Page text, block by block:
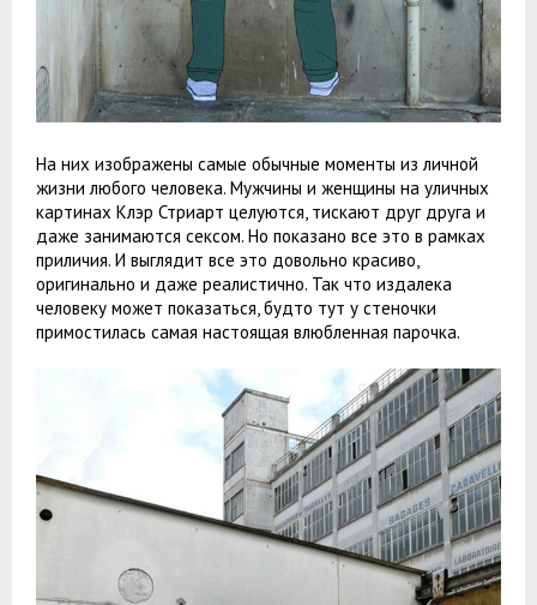
На них изображены самые обычные моменты из личной
жизни любого человека. Мужчины и женщины на уличных
картинах Клэр Стриарт целуются, тискают друг друга и
даже занимаются сексом. Но показано все это в рамках
приличия. И выглядит все это довольно красиво,
оригинально и даже реалистично. Так что издалека
человеку может показаться, будто тут у стеночки
примостилась самая настоящая влюбленная парочка.